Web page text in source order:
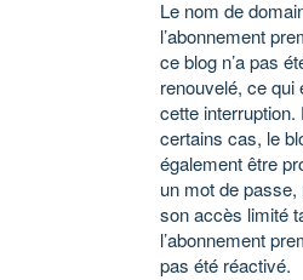
Le nom de
l’abonnement
ce blog n’a pas
renouvelé, ce qui
cette interruption.
certains cas, le
également être
un mot de passe,
son accès limité
l’abonnement
pas été réactivé.